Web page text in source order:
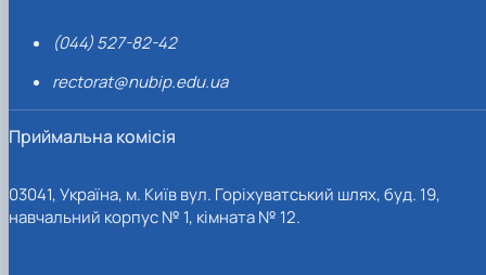
(044) 527-82-42
rectorat@nubip.edu.ua
Приймальна комісія
03041, Україна, м. Київ вул. Горіхуватський шлях, буд. 19,
навчальний корпус № 1, кімната № 12.